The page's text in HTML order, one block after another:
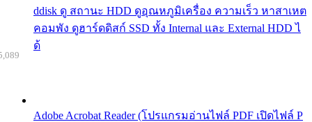
ddisk ดู สถานะ HDD ดูอุณหภูมิเครื่อง ความเร็ว หาสาเหต
คอมพัง ดูฮาร์ดดิสก์ SSD ทั้ง Internal และ External HDD ไ
ด้
Adobe Acrobat Reader (โปรแกรมอ่านไฟล์ PDF เปิดไฟล์ P